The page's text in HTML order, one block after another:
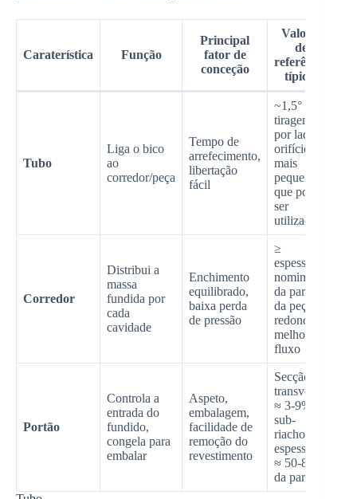
Caraterística Função
Principal
fator de
conceção
Valores
de
referência
típicos
Tubo
Liga o bico
ao
corredor/peça
Tempo de
arrefecimento,
libertação
fácil
~1,5° de
tiragem
por lado; o
orifício
mais
pequeno
que pode
ser
utilizado
Corredor
Distribui a
massa
fundida por
cada
cavidade
Enchimento
equilibrado,
baixa perda
de pressão
≥
espessura
nominal
da parede
da peça;
redondo =
melhor
fluxo
Portão
Controla a
entrada do
fundido,
congela para
embalar
Aspeto,
embalagem,
facilidade de
remoção do
revestimento
Secção
transversal
≈ 3-9% do
sub-
riacho;
espessura
≈ 50-80%
da parede